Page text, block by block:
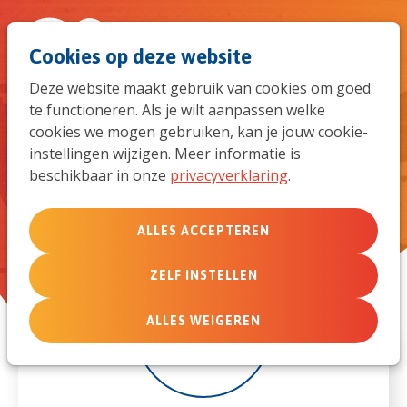
Cookies op deze website
Deze website maakt gebruik van cookies om goed
te functioneren. Als je wilt aanpassen welke
cookies we mogen gebruiken, kan je jouw cookie-
instellingen wijzigen. Meer informatie is
beschikbaar in onze privacyverklaring.
ALLES ACCEPTEREN
ZELF INSTELLEN
ALLES WEIGEREN
naar
de
Eéndaagse Personal Security
Refresher
21
nov